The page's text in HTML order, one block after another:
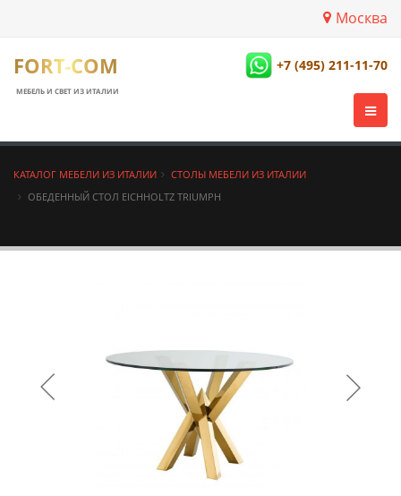
Москва
FORT-COM
МЕБЕЛЬ И СВЕТ ИЗ ИТАЛИИ
+7 (495) 211-11-70
КАТАЛОГ МЕБЕЛИ ИЗ ИТАЛИИ
СТОЛЫ МЕБЕЛИ ИЗ ИТАЛИИ
ОБЕДЕННЫЙ СТОЛ EICHHOLTZ TRIUMPH